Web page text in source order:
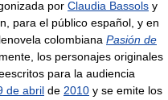
por Claudia Bassols y
para el público español, y en
colombiana Pasión de
los personajes originales
para la audiencia
de abril de 2010 y se emite los